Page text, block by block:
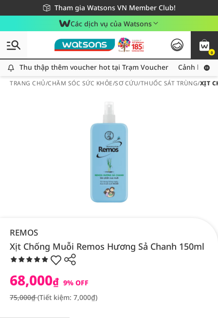
Tham gia Watsons VN Member Club!
Miễn phí giao hàng cho đơn hàng từ 249,000Đ
Giao hàng nhanh 24h - Áp dụng khu vực TP. Hồ Chí Minh
Các dịch vụ của Watsons
0
Thu thập thêm voucher hot tại Trạm Voucher
Thu thập thêm voucher hot tại Trạm Voucher Cảnh báo
TRANG CHỦ/CHĂM SÓC SỨC KHỎE/SƠ CỨU/THUỐC SÁT TRÙNG/XỊT
REMOS
Xịt Chống Muỗi Remos Hương Sả Chanh 150ml
68,000₫ 9% OFF
75,000₫(Tiết kiệm: 7,000₫)